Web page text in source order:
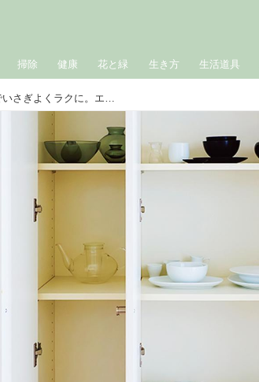
掃除 健康 花と緑 生き方 生活道具
60代からの食器選びは“白と黒”だけでいさぎよくラクに。エッセイスト・広瀬裕子さんがひとり暮らしで愛用する器と「小さな食器棚」を拝見